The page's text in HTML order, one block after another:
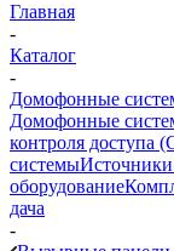
Главная
-
Каталог
-
Домофонные
Домофонные
контроля доступа
системы
оборудование
дача
-